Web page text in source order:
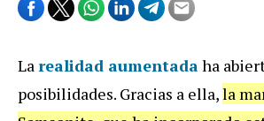
Larealidad aumentadaha
posibilidades. Gracias a ella,la